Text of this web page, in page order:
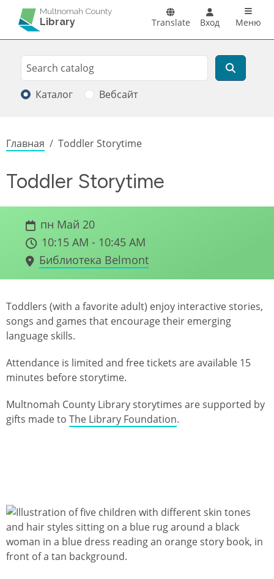
Перейти к основному содержанию
Multnomah County
Library Translate Вход Main
Меню
Search
Поиск
Каталог Вебсайт
Строка навигации
Главная Toddler Storytime
Toddler Storytime
пн Май 20
10:15 AM - 10:45 AM
Библиотека Belmont
Toddlers (with a favorite adult) enjoy interactive stories,
songs and games that encourage their emerging
language skills.
Attendance is limited and free tickets are available 15
minutes before storytime.
Multnomah County Library storytimes are supported by
gifts made to The Library Foundation.